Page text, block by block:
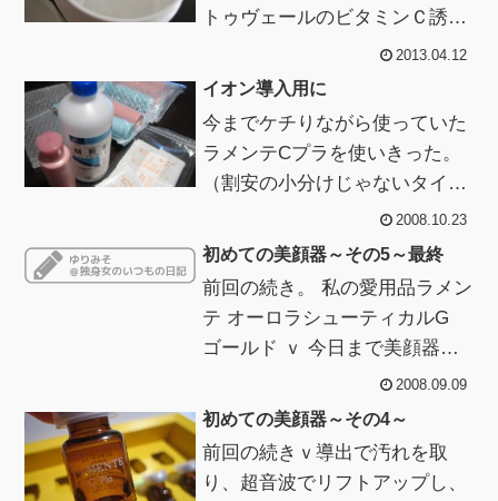
トゥヴェールのビタミンＣ誘導
体パウダー50ｇ！はい、スッカ
ラカン♪このパウダーで美顔器
2013.04.12
イオン導入用に
今までケチりながら使っていた
ラメンテCプラを使いきった。
（割安の小分けじゃないタイプ
が出てた。知らんかった。 私は
旧商品？の小分けタイプを
2008.10.23
初めての美顔器～その5～最終
前回の続き。 私の愛用品ラメン
テ オーロラシューティカルG
ゴールド ｖ 今日まで美顔器を1
ヵ月ちょい使った感想。ｻｲｺー
ですもう手放したくない （てか
無...
2008.09.09
初めての美顔器～その4～
前回の続きｖ導出で汚れを取
り、超音波でリフトアップし、